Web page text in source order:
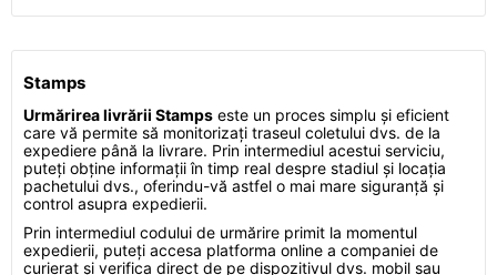
Stamps
Urmărirea livrării Stamps este un proces simplu și eficient
care vă permite să monitorizați traseul coletului dvs. de la
expediere până la livrare. Prin intermediul acestui serviciu,
puteți obține informații în timp real despre stadiul și locația
pachetului dvs., oferindu-vă astfel o mai mare siguranță și
control asupra expedierii.
Prin intermediul codului de urmărire primit la momentul
expedierii, puteți accesa platforma online a companiei de
curierat și verifica direct de pe dispozitivul dvs. mobil sau